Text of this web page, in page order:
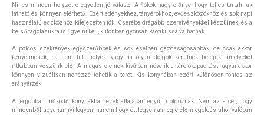
Nincs minden helyzetre egyetlen jó válasz. A fiókok nagy előnye, hogy teljes tartalmuk
látható és könnyen elérhető. Ezért edényekhez, tányérokhoz, evőeszközökhöz és sok napi
használatú eszközhöz kifejezetten jók. Cserébe drágább szerelvényekkel készülnek, és a
belső tagolásukra is figyelni kell, különben gyorsan kaotikussá válhatnak.
A polcos szekrények egyszerűbbek és sok esetben gazdaságosabbak, de csak akkor
kényelmesek, ha nem túl mélyek, vagy ha olyan dolgok kerülnek beléjük, amelyeket
ritkábban veszünk elő. A magas elemek kiválóan növelik a tárolókapacitást, ugyanakkor
könnyen vizuálisan nehézzé tehetik a teret. Kis konyhában ezért különösen fontos az
arányérzék.
A legjobban működő konyhákban ezek általában együtt dolgoznak. Nem az a cél, hogy
mindenből ugyanannyi legyen, hanem hogy ott legyen a megfelelő megoldás, ahol valóban